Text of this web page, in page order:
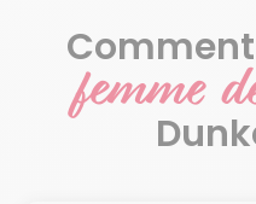
femme